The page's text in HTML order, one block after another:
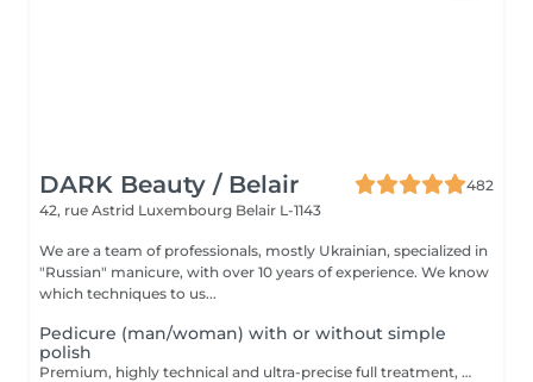
DARK Beauty / Belair
482
42, rue Astrid Luxembourg Belair L-1143
We are a team of professionals, mostly Ukrainian, specialized in
"Russian" manicure, with over 10 years of experience. We know
which techniques to us...
Pedicure (man/woman) with or without simple
polish
Premium, highly technical and ultra-precise full treatment, performed mainly with an e-file to achieve a perfectly clean nail contour and apply the polish as close as possible, even slightly under the cuticle. This technique helps visually delay the regrowth by around 10 days. Visual result: -Extremely well-groomed nails, clean contours, flawless shape -Instagram / photo studio effect: neat, precise, with no visible dry skin Service content: -Removal of old semi-permanent and/or gel polish (if needed, please book accordingly this option via this screen) -Very meticulous preparation of the nail plate -Shape and file nails -Gentle cuticle care -Removal of dead skin -Heels are cleaned -Application of a transparent simple polish (if desired) OR application of your own simple polish (if needed, please book accordingly this option via this screen) -Application of cuticle oil and feet cream